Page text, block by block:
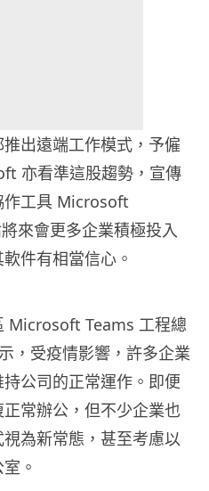
出遠端工作模式，予僱
亦看準這股趨勢，宣傳
作工具 Microsoft
來會更多企業積極投入
件有相當信心。
Microsoft Teams 工程總
，受疫情影響，許多企業
公司的正常運作。即便
常辦公，但不少企業也
為新常態，甚至考慮以
。